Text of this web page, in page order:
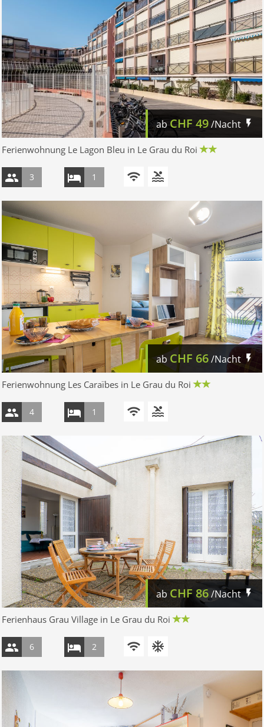
abCHF 49/Nacht
Ferienwohnung Le Lagon Bleu in Le Grau du Roi
3 1
ab CHF 66/Nacht
Ferienwohnung Les Caraïbes in Le Grau du Roi
4 1
abCHF 86/Nacht
Ferienhaus Grau Village in Le Grau du Roi
6 2